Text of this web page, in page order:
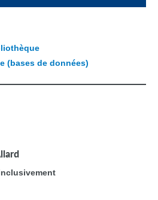
(bases de données)